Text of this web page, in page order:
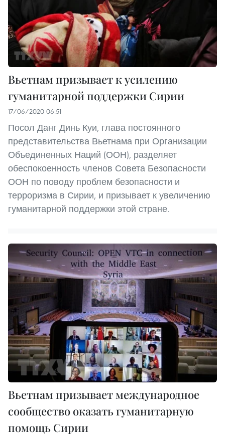
Вьетнам призывает к усилению
гуманитарной поддержки Сирии
17/06/2020 06:51
Посол Данг Динь Куи, глава постоянного
представительства Вьетнама при Организации
Объединенных Наций (ООН), разделяет
обеспокоенность членов Совета Безопасности
ООН по поводу проблем безопасности и
терроризма в Сирии, и призывает к увеличению
гуманитарной поддержки этой стране.
Вьетнам призывает международное
сообщество оказать гуманитарную
помощь Сирии